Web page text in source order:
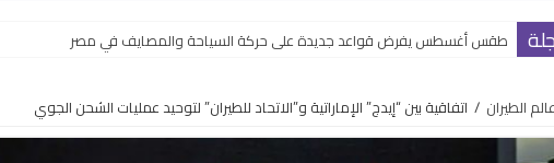
طقس أغسطس يفرض قواعد جديدة على حركة السياحة والمصايف في مصر
عالم الطيران / اتفاقية بين “إيدج” الإماراتية و”الاتحاد للطيران” لتوحيد عمليات الشحن الجوي